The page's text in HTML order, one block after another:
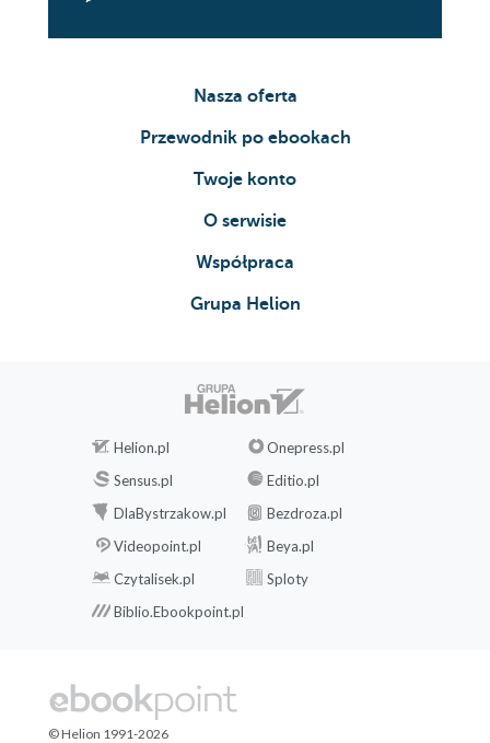
Nasza oferta
Przewodnik po ebookach
Twoje konto
O serwisie
Współpraca
Grupa Helion
Helion.pl
Onepress.pl
Sensus.pl
Editio.pl
DlaBystrzakow.pl
Bezdroza.pl
Videopoint.pl
Beya.pl
Czytalisek.pl
Sploty
Biblio.Ebookpoint.pl
© Helion 1991-2026